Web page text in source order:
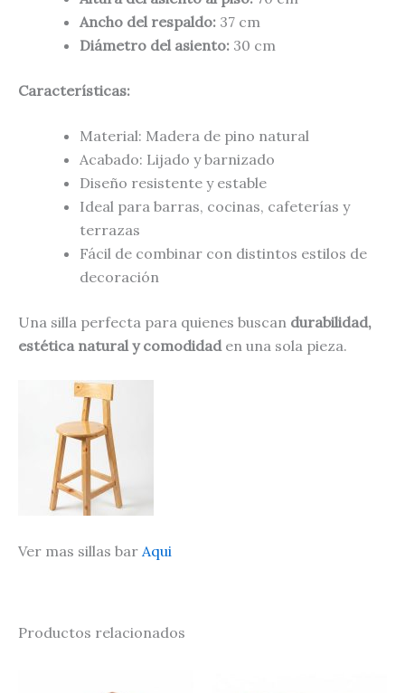
Ancho del respaldo: 37 cm
Diámetro del asiento: 30 cm
Características:
Material: Madera de pino natural
Acabado: Lijado y barnizado
Diseño resistente y estable
Ideal para barras, cocinas, cafeterías y
terrazas
Fácil de combinar con distintos estilos de
decoración
Una silla perfecta para quienes buscan durabilidad,
estética natural y comodidad en una sola pieza.
Ver mas sillas bar Aqui
Productos relacionados